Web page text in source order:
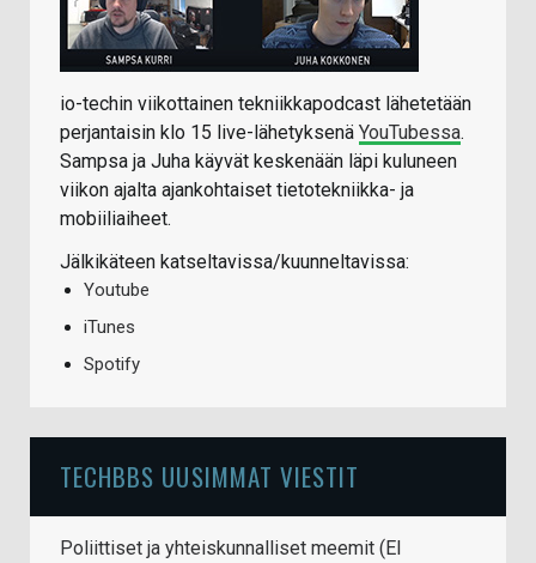
io-techin viikottainen tekniikkapodcast lähetetään
perjantaisin klo 15 live-lähetyksenä YouTubessa.
Sampsa ja Juha käyvät keskenään läpi kuluneen
viikon ajalta ajankohtaiset tietotekniikka- ja
mobiiliaiheet.
Jälkikäteen katseltavissa/kuunneltavissa:
Youtube
iTunes
Spotify
TECHBBS UUSIMMAT VIESTIT
Poliittiset ja yhteiskunnalliset meemit (EI